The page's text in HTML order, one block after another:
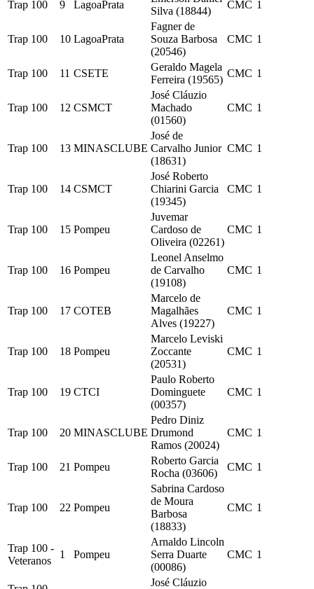
Trap 100 9 LagoaPrata
Silva (18844)
CMC 1
Trap 100 10 LagoaPrata
Fagner de
Souza Barbosa
(20546)
CMC 1
Trap 100 11 CSETE
Geraldo Magela
Ferreira (19565)
CMC 1
Trap 100 12 CSMCT
José Cláuzio
Machado
(01560)
CMC 1
Trap 100 13 MINASCLUBE
José de
Carvalho Junior
(18631)
CMC 1
Trap 100 14 CSMCT
José Roberto
Chiarini Garcia
(19345)
CMC 1
Trap 100 15 Pompeu
Juvemar
Cardoso de
Oliveira (02261)
CMC 1
Trap 100 16 Pompeu
Leonel Anselmo
de Carvalho
(19108)
CMC 1
Trap 100 17 COTEB
Marcelo de
Magalhães
Alves (19227)
CMC 1
Trap 100 18 Pompeu
Marcelo Leviski
Zoccante
(20531)
CMC 1
Trap 100 19 CTCI
Paulo Roberto
Dominguete
(00357)
CMC 1
Trap 100 20 MINASCLUBE
Pedro Diniz
Drumond
Ramos (20024)
CMC 1
Trap 100 21 Pompeu
Roberto Garcia
Rocha (03606)
CMC 1
Trap 100 22 Pompeu
Sabrina Cardoso
de Moura
Barbosa
(18833)
CMC 1
Trap 100 -
Veteranos
1 Pompeu
Arnaldo Lincoln
Serra Duarte
(00086)
CMC 1
José Cláuzio